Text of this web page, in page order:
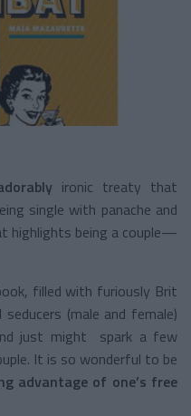
ironic treaty that
single with panache and
highlights being a couple—
filled with furiously Brit
(male and female)
just might spark a few
It is so wonderful to be
advantage of one’s free